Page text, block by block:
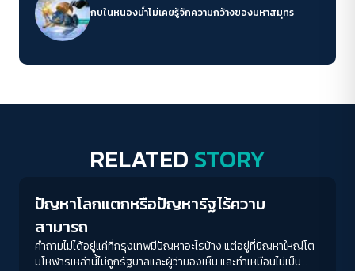
กบในหนองน้ำไม่เคยรู้จักความกว้างของมหาสมุทร
RELATED STORY
ปัญหาโลกแตกหรือปัญหารัฐไร้ความ
สามารถ
คำถามไม่ได้อยู่แค่ที่กรุงเทพมีปัญหาอะไรบ้าง แต่อยู่ที่ปัญหาใหญ่โต
มโหฬารเหล่านี้ไม่ถูกรัฐบาลและผู้ว่ามองเห็น และทำเหมือนไม่เป็น